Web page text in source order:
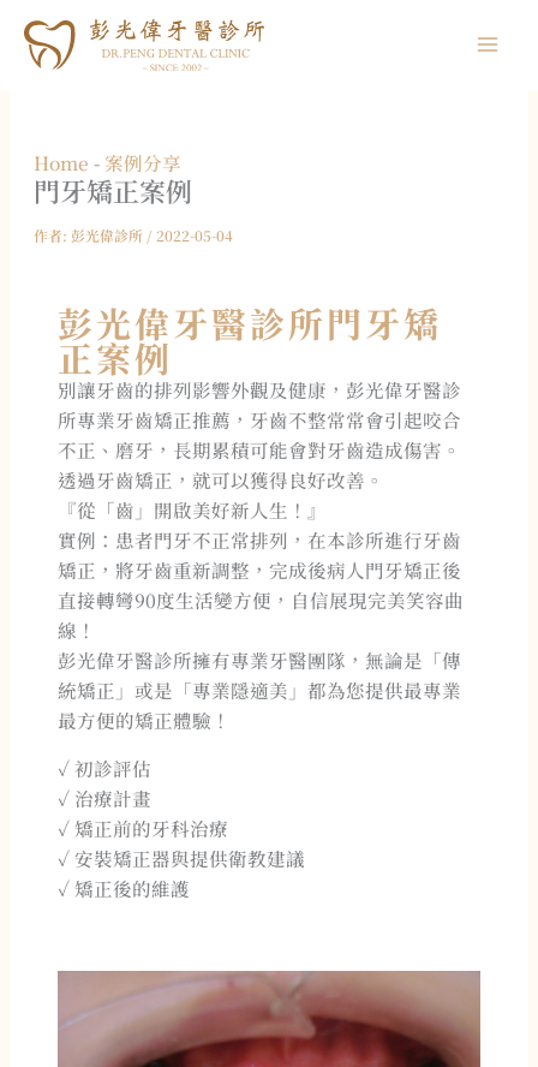
Home - 案例分享
門牙矯正案例
作者: 彭光偉診所 / 2022-05-04
彭光偉牙醫診所門牙矯
正案例
別讓牙齒的排列影響外觀及健康，彭光偉牙醫診
所專業牙齒矯正推薦，牙齒不整常常會引起咬合
不正、磨牙，長期累積可能會對牙齒造成傷害。
透過牙齒矯正，就可以獲得良好改善。
『從「齒」開啟美好新人生！』
實例：患者門牙不正常排列，在本診所進行牙齒
矯正，將牙齒重新調整，完成後病人門牙矯正後
直接轉彎90度生活變方便，自信展現完美笑容曲
線！
彭光偉牙醫診所擁有專業牙醫團隊，無論是「傳
統矯正」或是「專業隱適美」都為您提供最專業
最方便的矯正體驗！
✓ 初診評估
✓ 治療計畫
✓ 矯正前的牙科治療
✓ 安裝矯正器與提供衛教建議
✓ 矯正後的維護